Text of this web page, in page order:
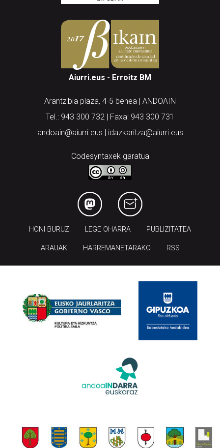
Aiurri.eus - Erroitz BM
Arantzibia plaza, 4-5 behea | ANDOAIN
Tel.: 943 300 732 | Faxa: 943 300 731
andoain@aiurri.eus | idazkaritza@aiurri.eus
Codesyntaxek garatua
HONI BURUZ LEGE OHARRA PUBLIZITATEA
ARAUAK HARREMANETARAKO RSS